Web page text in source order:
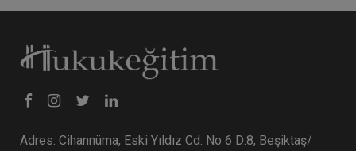
Adres: Cihannüma, Eski Yıldız Cd. No 6 D:8, Beşiktaş/